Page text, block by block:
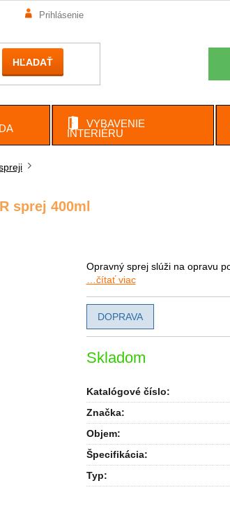
Prihlásenie
HĽADAŤ
VYBAVENIE
INTERIÉRU
sprej 400ml
Skladom
Opravný sprej slúži na opravu
…čítať viac
Katalógové číslo:
Značka:
Objem:
Špecifikácia:
Typ:
DOPRAVA